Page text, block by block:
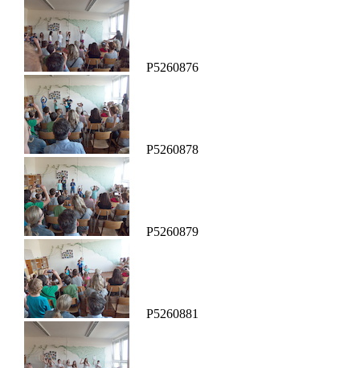
P5260876
P5260878
P5260879
P5260881